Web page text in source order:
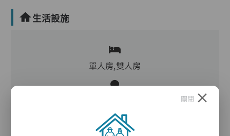
生活設施
單人房,雙人房
關閉